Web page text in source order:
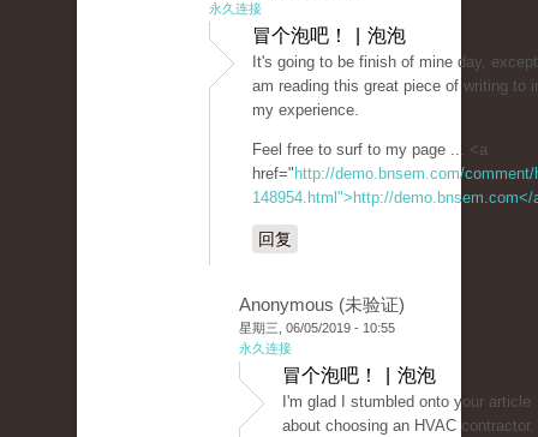
永久连接
冒个泡吧！ | 泡泡
It's going to be finish of mine day,
am reading this great piece of writing to
my experience.
Feel free to surf to my page ... <a
href=" http://demo.bnsem.com/
148954.html">http://demo.bnsem.com</
回复
Anonymous (未验证)
星期三, 06/05/2019 - 10:55
永久连接
冒个泡吧！ | 泡泡
I'm glad I stumbled onto your article
about choosing an HVAC contractor.